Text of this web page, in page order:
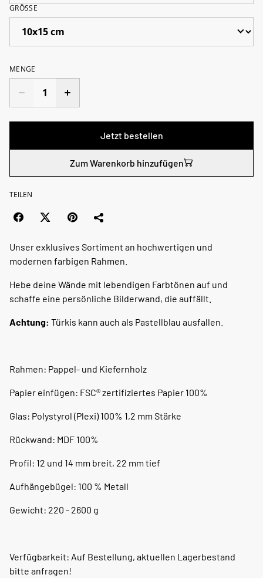
GRÖSSE
MENGE
Jetzt bestellen
Zum Warenkorb hinzufügen
TEILEN
Unser exklusives Sortiment an hochwertigen und
modernen farbigen Rahmen.
Hebe deine Wände mit lebendigen Farbtönen auf und
schaffe eine persönliche Bilderwand, die auffällt.
Achtung: Türkis kann auch als Pastellblau ausfallen.
Rahmen: Pappel- und Kiefernholz
Papier einfügen: FSC® zertifiziertes Papier 100%
Glas: Polystyrol (Plexi) 100% 1,2 mm Stärke
Rückwand: MDF 100%
Profil: 12 und 14 mm breit, 22 mm tief
Aufhängebügel: 100 % Metall
Gewicht: 220 - 2600 g
Verfügbarkeit: Auf Bestellung, aktuellen Lagerbestand
bitte anfragen!